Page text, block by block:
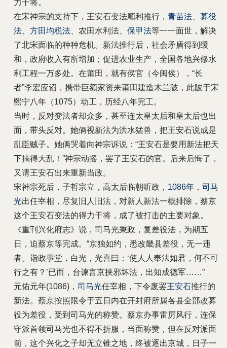
力干将。
在宋神宗的支持下，王安石变法顺利推行， 青苗法
募役
法
方田均税法 、农田水利法、 保甲法等一一面世，解决
了北宋面临的种种危机。新法推行后，社会矛盾得到缓
和，政府收入有所增加；促进农业生产，全国各地兴修水
利工程一万多处。在莆田，就有侯官（今闽侯），“长
者”李宏应诏，携带巨额家资来莆田建造木兰陂，此陂于宋
熙宁八年（1075）动工，历经八年完工。
当时，反对变法者却众多，甚至连太皇太后和皇太后也出
面，带头反对。她俩视新法为洪水猛兽，把王安石说成是
乱臣贼子。她俩哭着向神宗诉说：“王安石是要用新法把天
下搞得大乱！”神宗动摇，罢了王安石的官。后来后悔了，
又请王安石出来重新当政。
宋神宗死后，子哲宗立，高太后临朝听政， 1086年 ， 司马
光出任宰相，尽复旧人旧法，对新人新法一概排除，蔡京
这个王安石变法的得力干将，成了被打击的主要对象。
《重刊兴化府志》说，司马光秉政，复差役法，为期五
日，迫蔡京等完成。“京独如约，悉改畿县差役，无一违
者。诣政事堂，白光，光喜曰：‘使人人奉法如君，何不可
行之有？’已而，台谏言京挟邪坏法，出知成德军……”
元佑元年(1086)， 司马光任宰相，下令废罢王安石推行的
新法。蔡京按照限令于五日内在开封府所属各县全部改募
役为差役，受到司马光的称赞。 蔡京办事雷厉风行，连保
守派首领司马光也不得不折服，当面称赞，但在反对派面
前，这个兴化之子却无立锥之地，终被逐出京城，日子一